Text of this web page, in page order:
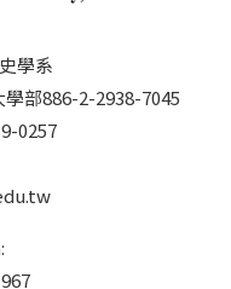
學系
部886-2-2938-7045
0257